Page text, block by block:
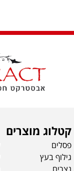
קטלוג מוצרים
פסלים
גילוף בעץ